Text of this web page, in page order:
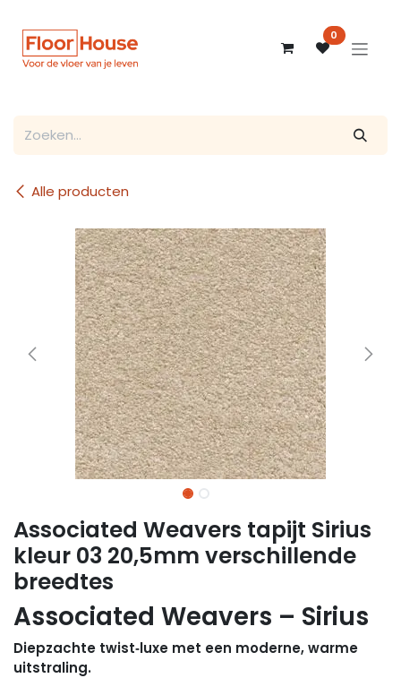
0
Alle producten
Associated Weavers tapijt Sirius
kleur 03 20,5mm verschillende
breedtes
Associated Weavers – Sirius
Diepzachte twist‑luxe met een moderne, warme
uitstraling.